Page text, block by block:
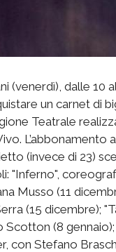
(venerdì), dalle 10
un carnet di
Teatrale
L’abbonamento
(invece di 23)
"Inferno",
Musso (11
(15 dicembre);
(8
con Stefano